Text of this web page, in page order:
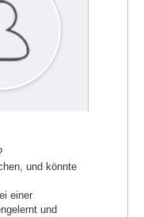
und könnte
einer
und